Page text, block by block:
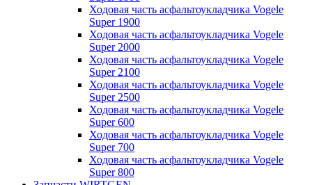
Ходовая часть асфальтоукладчика Vogele
Super 1900
Ходовая часть асфальтоукладчика Vogele
Super 2000
Ходовая часть асфальтоукладчика Vogele
Super 2100
Ходовая часть асфальтоукладчика Vogele
Super 2500
Ходовая часть асфальтоукладчика Vogele
Super 600
Ходовая часть асфальтоукладчика Vogele
Super 700
Ходовая часть асфальтоукладчика Vogele
Super 800